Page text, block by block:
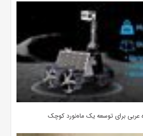
عربی برای توسعه یک ‌ماه‌نورد کوچک